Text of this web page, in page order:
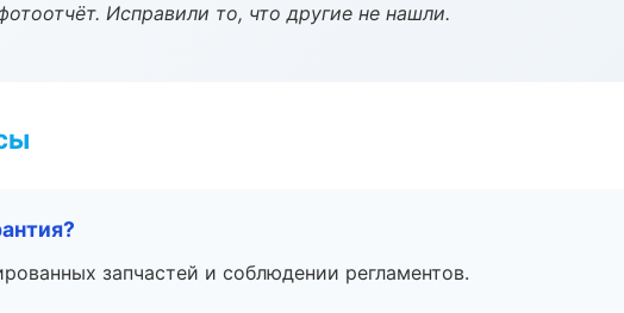
Исправили то, что другие не нашли.
запчастей и соблюдении регламентов.